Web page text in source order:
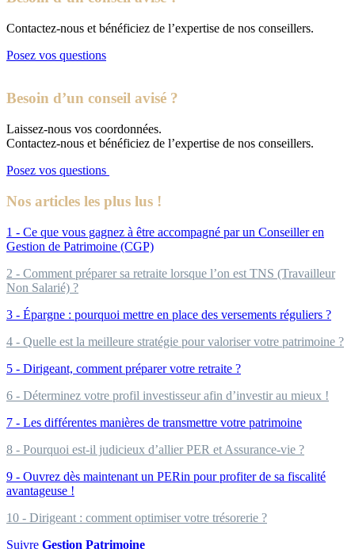
Contactez-nous et bénéficiez de l’expertise de nos conseillers.
Posez vos questions
Besoin d’un conseil avisé ?
Laissez-nous vos coordonnées.
Contactez-nous et bénéficiez de l’expertise de nos conseillers.
Posez vos questions
Nos articles les plus lus !
1 - Ce que vous gagnez à être accompagné par un Conseiller en
Gestion de Patrimoine (CGP)
2 - Comment préparer sa retraite lorsque l’on est TNS (Travailleur
Non Salarié) ?
3 - Épargne : pourquoi mettre en place des versements réguliers ?
4 - Quelle est la meilleure stratégie pour valoriser votre patrimoine ?
5 - Dirigeant, comment préparer votre retraite ?
6 - Déterminez votre profil investisseur afin d’investir au mieux !
7 - Les différentes manières de transmettre votre patrimoine
8 - Pourquoi est-il judicieux d’allier PER et Assurance-vie ?
9 - Ouvrez dès maintenant un PERin pour profiter de sa fiscalité
avantageuse !
10 - Dirigeant : comment optimiser votre trésorerie ?
Suivre Gestion Patrimoine